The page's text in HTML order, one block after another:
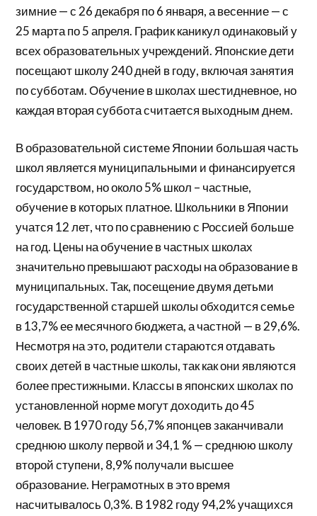
зимние — с 26 декабря по 6 января, а весенние — с
25 марта по 5 апреля. График каникул одинаковый у
всех образовательных учреждений. Японские дети
посещают школу 240 дней в году, включая занятия
по субботам. Обучение в школах шестидневное, но
каждая вторая суббота считается выходным днем.
В образовательной системе Японии большая часть
школ является муниципальными и финансируется
государством, но около 5% школ – частные,
обучение в которых платное. Школьники в Японии
учатся 12 лет, что по сравнению с Россией больше
на год. Цены на обучение в частных школах
значительно превышают расходы на образование в
муниципальных. Так, посещение двумя детьми
государственной старшей школы обходится семье
в 13,7% ее месячного бюджета, а частной — в 29,6%.
Несмотря на это, родители стараются отдавать
своих детей в частные школы, так как они являются
более престижными. Классы в японских школах по
установленной норме могут доходить до 45
человек. В 1970 году 56,7% японцев заканчивали
среднюю школу первой и 34,1 % — среднюю школу
второй ступени, 8,9% получали высшее
образование. Неграмотных в это время
насчитывалось 0,3%. В 1982 году 94,2% учащихся